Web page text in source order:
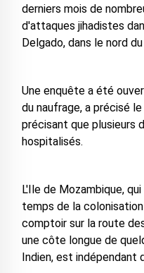
derniers mois de
d'attaques jihadistes
Delgado, dans le nord
Une enquête a été
du naufrage, a précisé
précisant que plusieurs
hospitalisés.
L'Ile de Mozambique,
temps de la
comptoir sur la route
une côte longue de
Indien, est indépendant